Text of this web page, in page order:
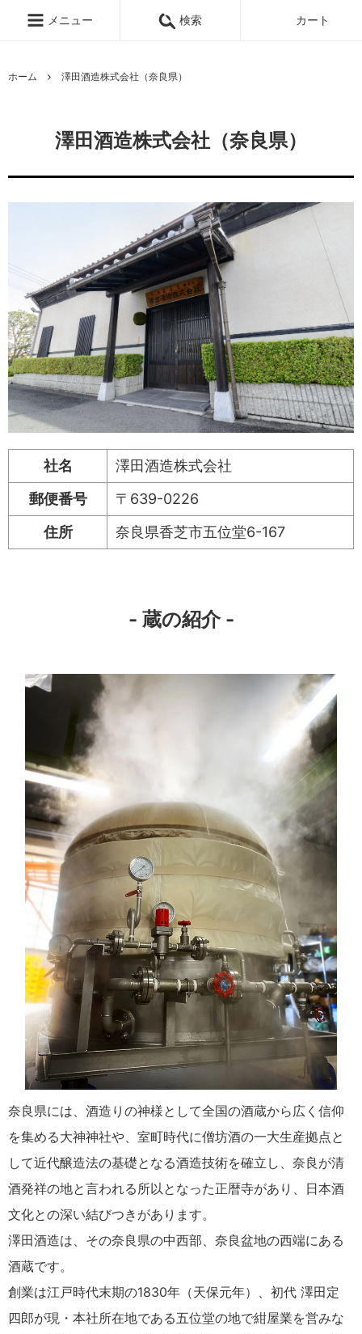
メニュー 検索 カート
ホーム 澤田酒造株式会社（奈良県）
澤田酒造株式会社（奈良県）
社名
澤田酒造株式会社
郵便番号
〒639-0226
住所
奈良県香芝市五位堂6-167
- 蔵の紹介 -
奈良県には、酒造りの神様として全国の酒蔵から広く信仰
を集める大神神社や、室町時代に僧坊酒の一大生産拠点と
して近代醸造法の基礎となる酒造技術を確立し、奈良が清
酒発祥の地と言われる所以となった正暦寺があり、日本酒
文化との深い結びつきがあります。
澤田酒造は、その奈良県の中西部、奈良盆地の西端にある
酒蔵です。
創業は江戸時代末期の1830年（天保元年）、初代 澤田定
四郎が現・本社所在地である五位堂の地で紺屋業を営みな